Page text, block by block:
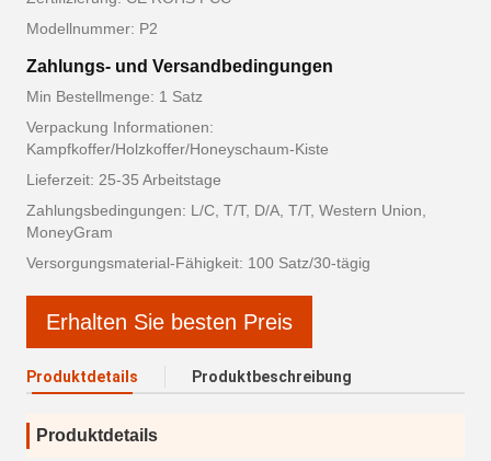
Modellnummer: P2
Zahlungs- und Versandbedingungen
Min Bestellmenge: 1 Satz
Verpackung Informationen:
Kampfkoffer/Holzkoffer/Honeyschaum-Kiste
Lieferzeit: 25-35 Arbeitstage
Zahlungsbedingungen: L/C, T/T, D/A, T/T, Western Union,
MoneyGram
Versorgungsmaterial-Fähigkeit: 100 Satz/30-tägig
Erhalten Sie besten Preis
Produktdetails Produktbeschreibung
Produktdetails